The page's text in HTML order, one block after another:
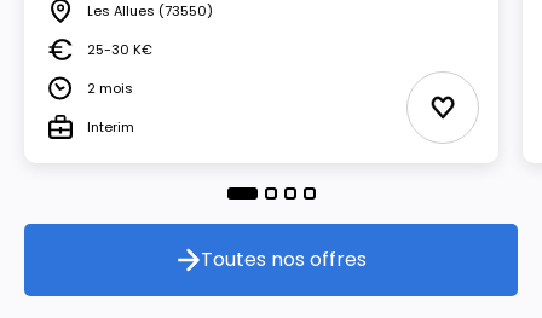
Lieu Les Allues (73550)
Salaire25-30 K€
Durée2 mois
TypeInterim Ajouter
Toutes nos offres
Toutes nos offres